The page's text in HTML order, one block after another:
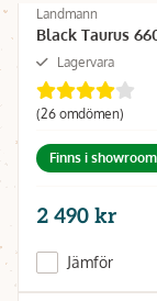
Landmann
Black Taurus
Lagervara
(26 omdömen)
Finns i
2 490 kr
Jämför